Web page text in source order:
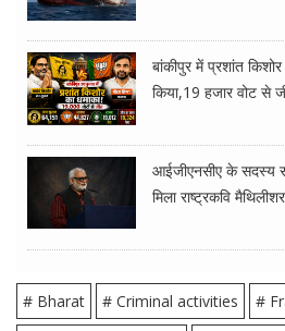
बांकीपुर में प्रशांत
किया,19 हजार वोट से
आईजीएनसीए के सदस्य
मिला राष्ट्रकवि
# Bharat # Criminal activities #